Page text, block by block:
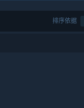
排序依据